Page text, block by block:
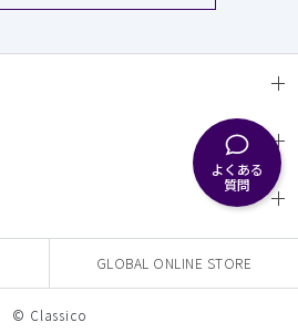
よくある
質問
GLOBAL ONLINE STORE
© Classico